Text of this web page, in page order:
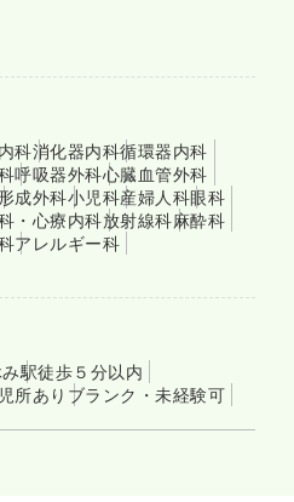
科消化器内科循環器内科
呼吸器外科心臓血管外科
成外科小児科産婦人科眼科
・心療内科放射線科麻酔科
アレルギー科
駅徒歩５分以内
所あり ブランク・未経験可